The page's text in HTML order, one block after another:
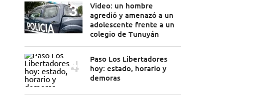
Video: un hombre
agredió y amenazó a un
adolescente frente a un
colegio de Tunuyán
Paso Los Libertadores
hoy: estado, horario y
demoras